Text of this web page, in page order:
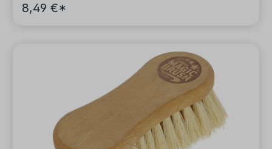
8,49 €*